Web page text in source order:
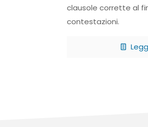
clausole corrette al
contestazioni.